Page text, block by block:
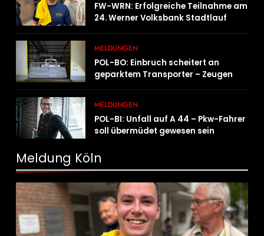
FW-WRN: Erfolgreiche Teilnahme am
24. Werner Volksbank Stadtlauf
MELDUNGEN
POL-BO: Einbruch scheitert an
geparktem Transporter – Zeugen
MELDUNGEN
POL-BI: Unfall auf A 44 – Pkw-Fahrer
soll übermüdet gewesen sein
Meldung Köln